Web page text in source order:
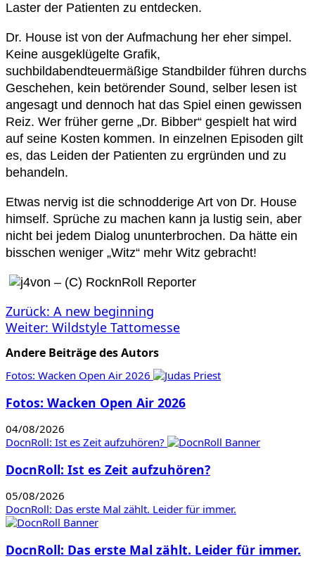
Laster der Patienten zu entdecken.
Dr. House ist von der Aufmachung her eher simpel.
Keine ausgeklügelte Grafik,
suchbildabendteuermäßige Standbilder führen durchs
Geschehen, kein betörender Sound, selber lesen ist
angesagt und dennoch hat das Spiel einen gewissen
Reiz. Wer früher gerne „Dr. Bibber“ gespielt hat wird
auf seine Kosten kommen. In einzelnen Episoden gilt
es, das Leiden der Patienten zu ergründen und zu
behandeln.
Etwas nervig ist die schnodderige Art von Dr. House
himself. Sprüche zu machen kann ja lustig sein, aber
nicht bei jedem Dialog ununterbrochen. Da hätte ein
bisschen weniger „Witz“ mehr Witz gebracht!
Beitragsnavigation
Zurück: A new beginning
Weiter: Wildstyle Tattomesse
Andere Beiträge des Autors
Fotos: Wacken Open Air 2026
Fotos: Wacken Open Air 2026
04/08/2026
DocnRoll: Ist es Zeit aufzuhören?
DocnRoll: Ist es Zeit aufzuhören?
05/08/2026
DocnRoll: Das erste Mal zählt. Leider für immer.
DocnRoll: Das erste Mal zählt. Leider für immer.